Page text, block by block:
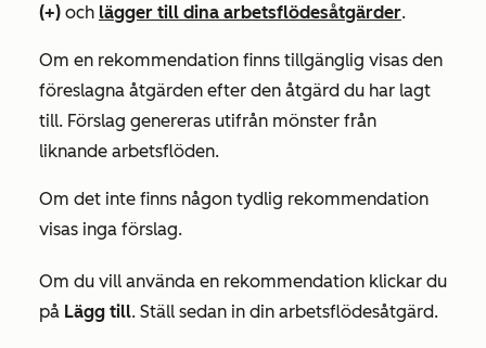
(+) och lägger till dina arbetsflödesåtgärder.
Om en rekommendation finns tillgänglig visas den
föreslagna åtgärden efter den åtgärd du har lagt
till. Förslag genereras utifrån mönster från
liknande arbetsflöden.
Om det inte finns någon tydlig rekommendation
visas inga förslag.
Om du vill använda en rekommendation klickar du
på Lägg till. Ställ sedan in din arbetsflödesåtgärd.